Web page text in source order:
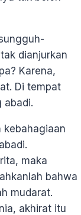
dianjurkan
Karena,
Di tempat
abadi.
kebahagiaan
maka
bahwa
mudarat.
akhirat itu